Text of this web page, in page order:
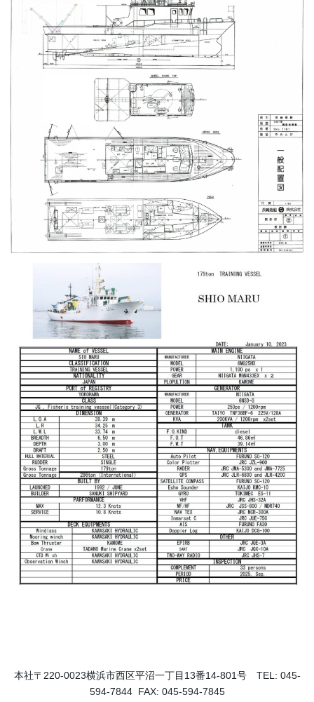
本社〒220-0023横浜市西区平沼一丁目13番14-801号 TEL: 045-
594-7844 FAX: 045-594-7845